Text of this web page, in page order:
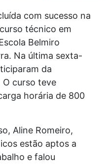
com sucesso na
técnico em
Belmiro
Na última sexta-
da
curso teve
horária de 800
Aline Romeiro,
estão aptos a
e falou